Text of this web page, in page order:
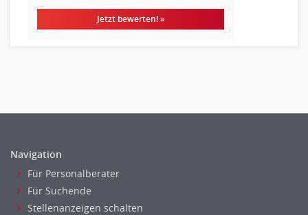
Wirtschaftsprüfung
Holzhandwerk
Handwerk, Dienstleistung & Fertigung Leitung, Teamleitung
Jetzt bewerten! »
Navigation
Für Personalberater
Für Suchende
Stellenanzeigen schalten